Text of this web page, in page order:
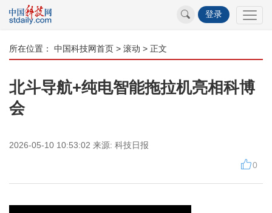
登录
所在位置： 中国科技网首页 > 滚动 > 正文
北斗导航+纯电智能拖拉机亮相科博
会
2026-05-10 10:53:02 来源: 科技日报
0